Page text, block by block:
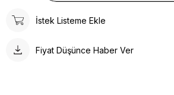
İstek Listeme Ekle
Fiyat Düşünce Haber Ver